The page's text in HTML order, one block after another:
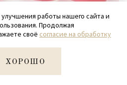
Италия 2-100
работы нашего сайта и
Продолжая
своё согласие на обработку
ХОРОШО